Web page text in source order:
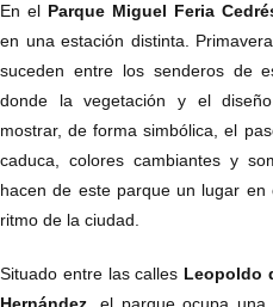
En el Parque Miguel Feria
en una estación distinta.
suceden entre los senderos de
donde la vegetación y el
mostrar, de forma simbólica, el
caduca, colores cambiantes y
hacen de este parque un lugar
ritmo de la ciudad.
Situado entre las calles Leopoldo
Hernández , el parque ocupa